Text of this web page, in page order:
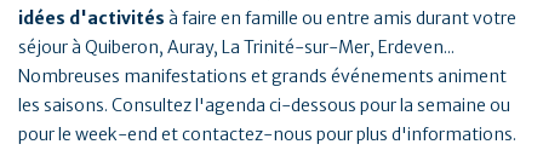
idées d'activités à faire en famille ou entre amis durant votre
séjour à Quiberon, Auray, La Trinité-sur-Mer, Erdeven...
Nombreuses manifestations et grands événements animent
les saisons. Consultez l'agenda ci-dessous pour la semaine ou
pour le week-end et contactez-nous pour plus d'informations.